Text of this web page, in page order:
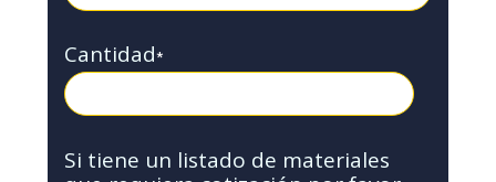
Cantidad*
Si tiene un listado de materiales